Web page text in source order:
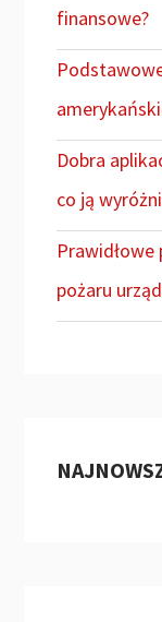
finansowe?
Dobra
co ją
pożaru